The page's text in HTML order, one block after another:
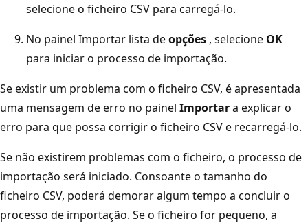
selecione o ficheiro CSV para carregá-lo.
No painel Importar lista deopções , selecione OK
para iniciar o processo de importação.
Se existir um problema com o ficheiro CSV, é apresentada
uma mensagem de erro no painel Importara explicar o
erro para que possa corrigir o ficheiro CSV e recarregá-lo.
Se não existirem problemas com o ficheiro, o processo de
importação será iniciado. Consoante o tamanho do
ficheiro CSV, poderá demorar algum tempo a concluir o
processo de importação. Se o ficheiro for pequeno, a